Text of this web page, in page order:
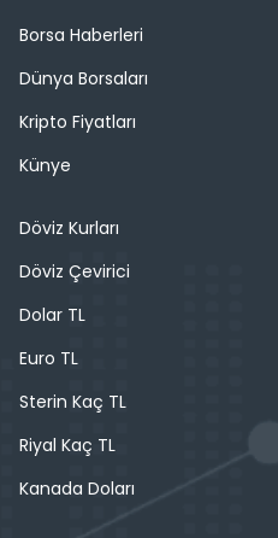
Borsa Haberleri
Dünya Borsaları
Kripto Fiyatları
Künye
Döviz Kurları
Döviz Çevirici
Dolar TL
Euro TL
Sterin Kaç TL
Riyal Kaç TL
Kanada Doları